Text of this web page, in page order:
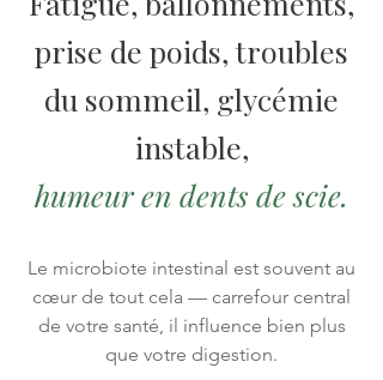
prise de poids, troubles
du sommeil, glycémie
instable,
humeur en dents de scie.
Le microbiote intestinal est souvent au
cœur de tout cela — carrefour central
de votre santé, il influence bien plus
que votre digestion.